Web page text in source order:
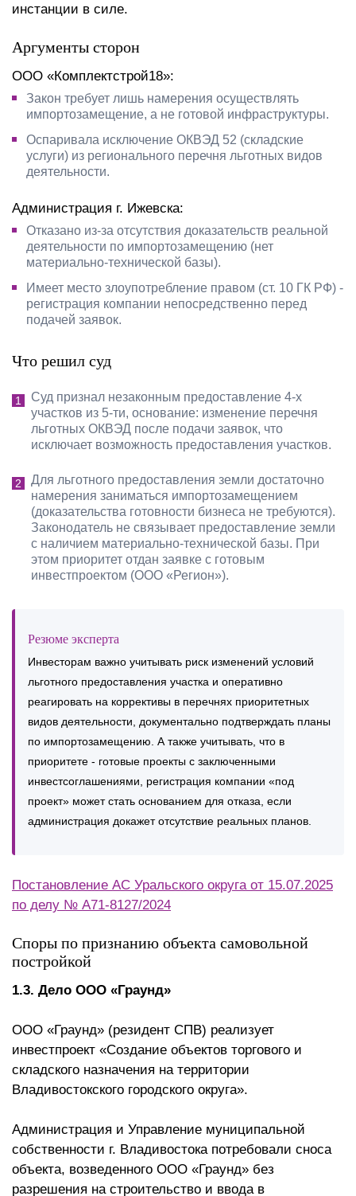
инстанции в силе.
Аргументы сторон
ООО «Комплектстрой18»:
Закон требует лишь намерения осуществлять
импортозамещение, а не готовой инфраструктуры.
Оспаривала исключение ОКВЭД 52 (складские
услуги) из регионального перечня льготных видов
деятельности.
Администрация г. Ижевска:
Отказано из-за отсутствия доказательств реальной
деятельности по импортозамещению (нет
материально-технической базы).
Имеет место злоупотребление правом (ст. 10 ГК РФ) -
регистрация компании непосредственно перед
подачей заявок.
Что решил суд
Суд признал незаконным предоставление 4-х
участков из 5-ти, основание: изменение перечня
льготных ОКВЭД после подачи заявок, что
исключает возможность предоставления участков.
Для льготного предоставления земли достаточно
намерения заниматься импортозамещением
(доказательства готовности бизнеса не требуются).
Законодатель не связывает предоставление земли
с наличием материально-технической базы. При
этом приоритет отдан заявке с готовым
инвестпроектом (ООО «Регион»).
Резюме эксперта
Инвесторам важно учитывать риск изменений условий
льготного предоставления участка и оперативно
реагировать на коррективы в перечнях приоритетных
видов деятельности, документально подтверждать планы
по импортозамещению. А также учитывать, что в
приоритете - готовые проекты с заключенными
инвестсоглашениями, регистрация компании «под
проект» может стать основанием для отказа, если
администрация докажет отсутствие реальных планов.
Постановление АС Уральского округа от 15.07.2025
по делу № А71-8127/2024
Споры по признанию объекта самовольной
постройкой
1.3. Дело ООО «Граунд»
ООО «Граунд» (резидент СПВ) реализует
инвестпроект «Создание объектов торгового и
складского назначения на территории
Владивостокского городского округа».
Администрация и Управление муниципальной
собственности г. Владивостока потребовали сноса
объекта, возведенного ООО «Граунд» без
разрешения на строительство и ввода в